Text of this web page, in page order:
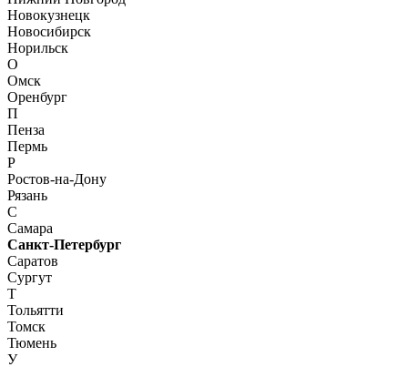
Новокузнецк
Новосибирск
Норильск
О
Омск
Оренбург
П
Пенза
Пермь
Р
Ростов-на-Дону
Рязань
С
Самара
Санкт-Петербург
Саратов
Сургут
Т
Тольятти
Томск
Тюмень
У